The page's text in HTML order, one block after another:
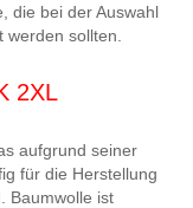
die bei der Auswahl
sollten.
2XL
aufgrund seiner
für die Herstellung
Baumwolle ist